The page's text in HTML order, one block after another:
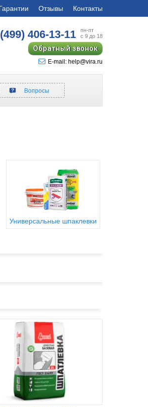
Отзывы Контакты
406-13-11
пн-пт
с 9 до 18
Обратный звонок
E-mail: help@vira.ru
Вопросы
Универсальные шпаклевки